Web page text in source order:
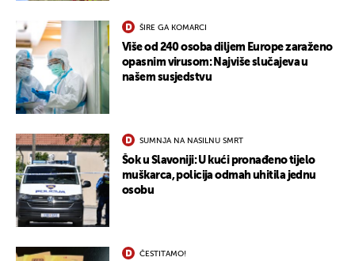
ŠIRE GA KOMARCI
Više od 240 osoba diljem Europe zaraženo
opasnim virusom: Najviše slučajeva u
našem susjedstvu
SUMNJA NA NASILNU SMRT
Šok u Slavoniji: U kući pronađeno tijelo
muškarca, policija odmah uhitila jednu
osobu
ČESTITAMO!